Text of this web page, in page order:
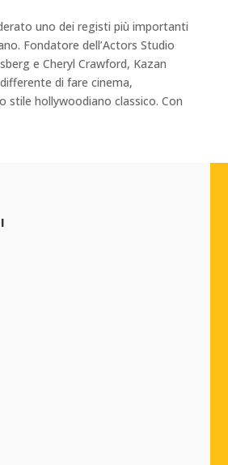
uno dei registi più importanti
Fondatore dell’Actors Studio
e Cheryl Crawford, Kazan
di fare cinema,
stile hollywoodiano classico. Con